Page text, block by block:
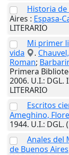
Historia
Aires : Espasa-
LITERARIO
Mi primer
vida
.
Roman;
Primera
2006. U.I.: DGL.
LITERARIO
Escritos
Ameghino,
1944. U.I.: DGL.
Anales del
de Buenos Aires